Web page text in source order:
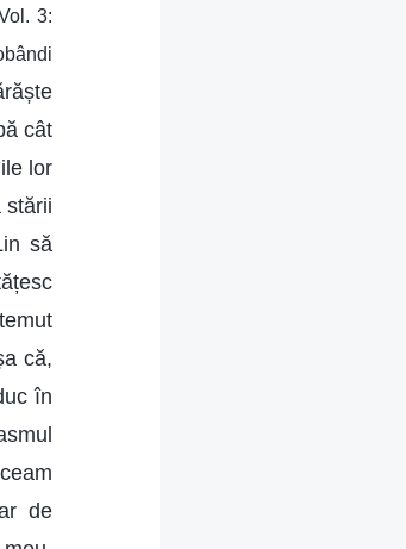
3:
cât
lor
stării
să
că,
în
de